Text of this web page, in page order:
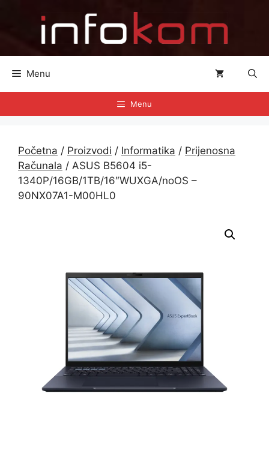
Menu
Menu
Početna / Proizvodi / Informatika / Prijenosna
Računala / ASUS B5604 i5-
1340P/16GB/1TB/16″WUXGA/noOS –
90NX07A1-M00HL0